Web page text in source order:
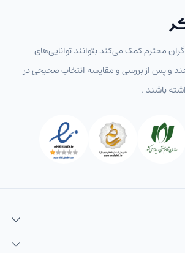
محترم کمک می‌کند بتوانند توانایی‌های
و پس از بررسی و مقایسه انتخاب‌ صحیحی در
باشند .